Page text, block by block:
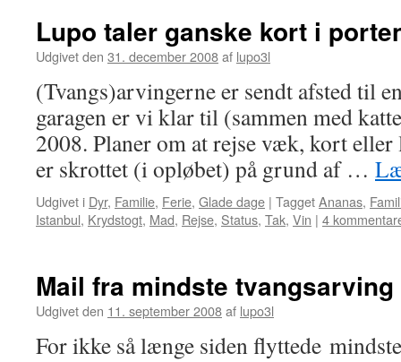
Lupo taler ganske kort i
Udgivet den 31. december 2008af lupo3l
(Tvangs)arvingerne er sendt afsted til
garagen er vi klar til (sammen med
2008. Planer om at rejse væk, kort eller
er skrottet (i opløbet) på grund af …
Udgivet i Dyr, Familie, Ferie, Glade dage | TaggetAnanas,
Istanbul, Krydstogt, Mad, Rejse, Status, Tak, Vin | 4
Mail fra mindste tvangsarving
Udgivet den 11. september 2008af lupo3l
For ikke så længe siden flyttede